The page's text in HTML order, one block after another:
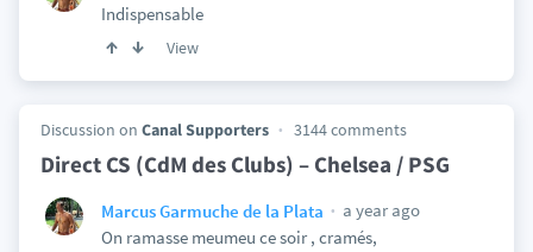
Indispensable
View
Discussion on Canal Supporters 3144 comments
Direct CS (CdM des Clubs) – Chelsea / PSG
Marcus Garmuche de la Plata
a year ago
On ramasse meumeu ce soir , cramés,